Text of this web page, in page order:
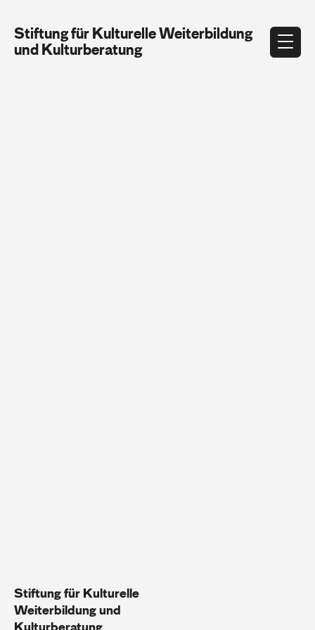
Stiftung für Kulturelle Weiterbildung
und Kulturberatung
Stiftung für Kulturelle
Weiterbildung und
Kulturberatung